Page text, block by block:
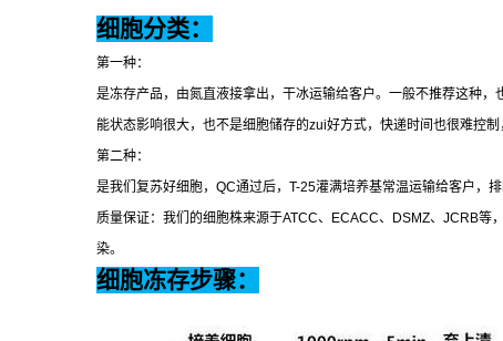
细胞分类：
第一种：
是冻存产品，由氮直液接拿出，干冰运输给客户。一般不推荐这种
能状态影响很大，也不是细胞储存的zui好方式，快递时间也很难控
第二种：
是我们复苏好细胞， QC通过后， T-25灌满培养基常温运输给客户，
质量保证：我们的细胞株来源于ATCC、 ECACC、 DSMZ、 JCRB等
染。
细胞冻存步骤：